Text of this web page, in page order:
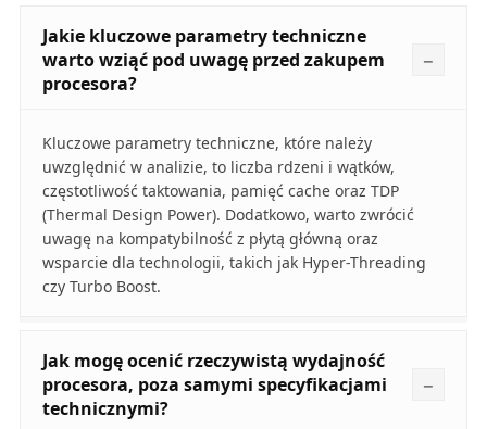
Jakie kluczowe parametry techniczne
warto wziąć pod uwagę przed zakupem
procesora?
Kluczowe parametry techniczne, które należy
uwzględnić w analizie, to liczba rdzeni i wątków,
częstotliwość taktowania, pamięć cache oraz TDP
(Thermal Design Power). Dodatkowo, warto zwrócić
uwagę na kompatybilność z płytą główną oraz
wsparcie dla technologii, takich jak Hyper-Threading
czy Turbo Boost.
Jak mogę ocenić rzeczywistą wydajność
procesora, poza samymi specyfikacjami
technicznymi?